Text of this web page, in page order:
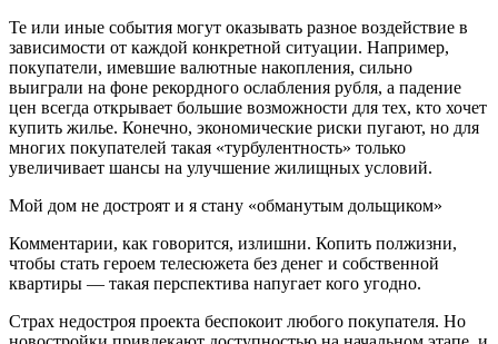
Те или иные события могут оказывать разное воздействие в
зависимости от каждой конкретной ситуации. Например,
покупатели, имевшие валютные накопления, сильно
выиграли на фоне рекордного ослабления рубля, а падение
цен всегда открывает большие возможности для тех, кто хочет
купить жилье. Конечно, экономические риски пугают, но для
многих покупателей такая «турбулентность» только
увеличивает шансы на улучшение жилищных условий.
Мой дом не достроят и я стану «обманутым дольщиком»
Комментарии, как говорится, излишни. Копить полжизни,
чтобы стать героем телесюжета без денег и собственной
квартиры — такая перспектива напугает кого угодно.
Страх недостроя проекта беспокоит любого покупателя. Но